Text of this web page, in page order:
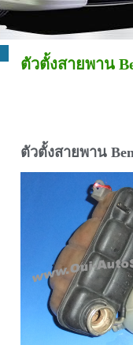
ตัวตั้งสายพาน
ตัวตั้งสายพาน